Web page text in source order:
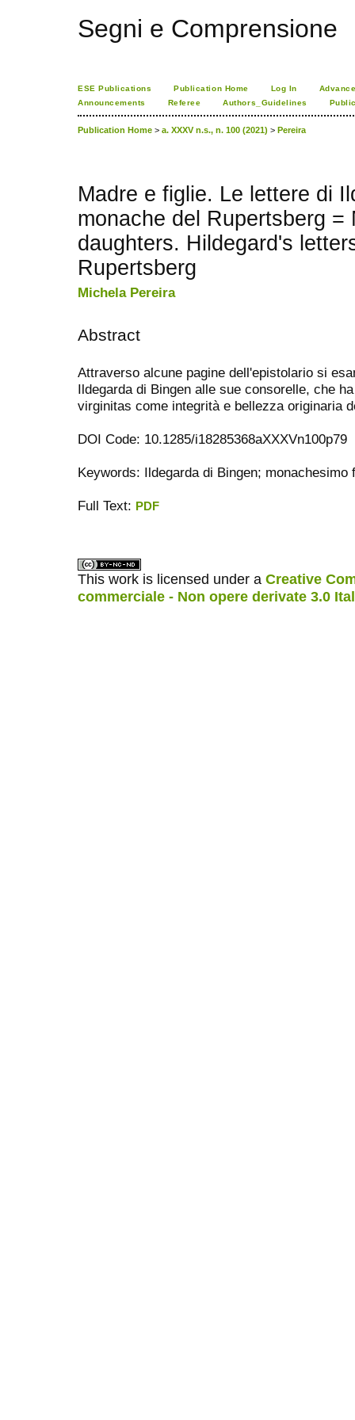
Segni e Comprensione
ESE Publications Publication Home Log In
Announcements
Referee Authors_Guidelines
Publication Home > a. XXXV n.s., n. 100 (2021) > Pereira
Madre e figlie. Le lettere di
monache del Rupertsberg =
daughters. Hildegard's
Rupertsberg
Michela Pereira
Abstract
Attraverso alcune pagine dell'epistolario si
Ildegarda di Bingen alle sue consorelle, che
virginitas come integrità e bellezza originaria
DOI Code: 10.1285/i18285368aXXXVn100p79
Keywords: Ildegarda di Bingen;
Full Text: PDF
This work is licensed under a Creative
commerciale - Non opere derivate 3.0